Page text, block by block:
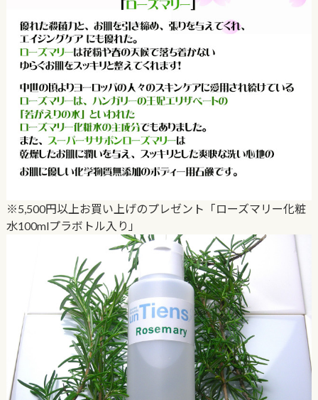
※5,500円以上お買い上げのプレゼント「ローズマリー化粧
水100mlプラボトル入り」